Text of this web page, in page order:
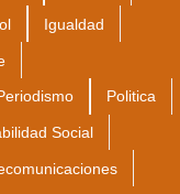
Igualdad
Politica
Social